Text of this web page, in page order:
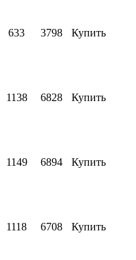
633 3798 Купить
1138 6828 Купить
1149 6894 Купить
1118 6708 Купить